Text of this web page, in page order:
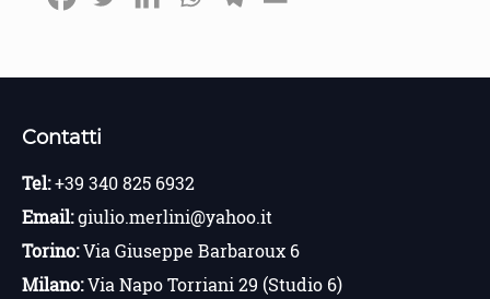
Contatti
Tel:+39 340 825 6932
Email:giulio.merlini@yahoo.it
Torino:Via Giuseppe Barbaroux 6
Milano:Via Napo Torriani 29 (Studio 6)